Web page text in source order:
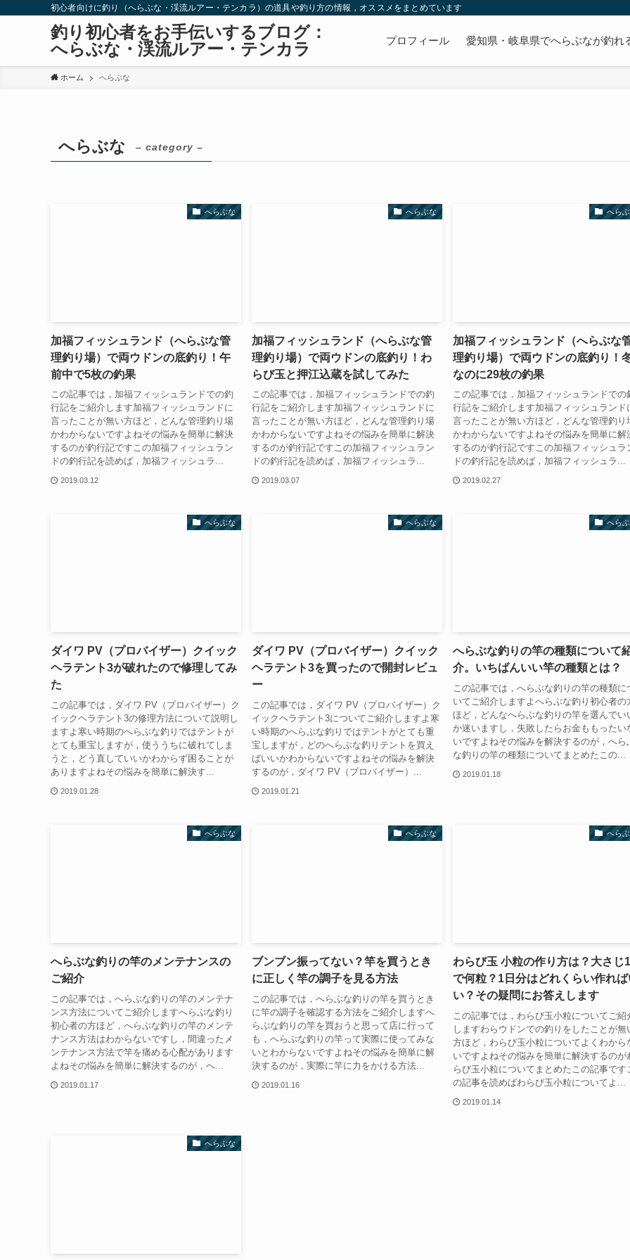
初心者向けに釣り（へらぶな・渓流ルアー・テンカラ）の道具や釣り方の情報，オススメをまとめています
釣り初心者をお手伝いするブログ：
へらぶな・渓流ルアー・テンカラ
プロフィール 愛知県・岐阜県でへらぶなが釣れ
ホーム へらぶな
へらぶな – category –
へらぶな
加福フィッシュランド（へらぶな管
理釣り場）で両ウドンの底釣り！午
前中で5枚の釣果
この記事では，加福フィッシュランドでの釣
行記をご紹介します加福フィッシュランドに
言ったことが無い方ほど，どんな管理釣り場
かわからないですよねその悩みを簡単に解決
するのが釣行記ですこの加福フィッシュラン
ドの釣行記を読めば，加福フィッシュラ...
2019.03.12
へらぶな
加福フィッシュランド（へらぶな管
理釣り場）で両ウドンの底釣り！わ
らび玉と押江込蔵を試してみた
この記事では，加福フィッシュランドでの釣
行記をご紹介します加福フィッシュランドに
言ったことが無い方ほど，どんな管理釣り場
かわからないですよねその悩みを簡単に解決
するのが釣行記ですこの加福フィッシュラン
ドの釣行記を読めば，加福フィッシュラ...
2019.03.07
へら
加福フィッシュランド（へらぶな
理釣り場）で両ウドンの底釣り！
なのに29枚の釣果
この記事では，加福フィッシュランドでの
行記をご紹介します加福フィッシュランド
言ったことが無い方ほど，どんな管理釣り
かわからないですよねその悩みを簡単に解
するのが釣行記ですこの加福フィッシュラ
ドの釣行記を読めば，加福フィッシュラ...
2019.02.27
へらぶな
ダイワ PV（プロバイザー）クイック
ヘラテント3が破れたので修理してみ
た
この記事では，ダイワ PV（プロバイザー）ク
イックヘラテント3の修理方法について説明し
ますよ寒い時期のへらぶな釣りではテントが
とても重宝しますが，使ううちに破れてしま
うと，どう直していいかわからず困ることが
ありますよねその悩みを簡単に解決す...
2019.01.28
へらぶな
ダイワ PV（プロバイザー）クイック
ヘラテント3を買ったので開封レビュ
ー
この記事では，ダイワ PV（プロバイザー）ク
イックヘラテント3についてご紹介しますよ寒
い時期のへらぶな釣りではテントがとても重
宝しますが，どのへらぶな釣りテントを買え
ばいいかわからないですよねその悩みを解決
するのが，ダイワ PV（プロバイザー）...
2019.01.21
へら
へらぶな釣りの竿の種類について
介。いちばんいい竿の種類とは？
この記事では，へらぶな釣りの竿の種類に
いてご紹介しますよへらぶな釣り初心者の
ほど，どんなへらぶな釣りの竿を選んでい
か迷いますし，失敗したらお金ももったい
いですよねその悩みを解決するのが，へら
な釣りの竿の種類についてまとめたこの...
2019.01.18
へらぶな
へらぶな釣りの竿のメンテナンスの
ご紹介
この記事では，へらぶな釣りの竿のメンテナ
ンス方法についてご紹介しますへらぶな釣り
初心者の方ほど，へらぶな釣りの竿のメンテ
ナンス方法はわからないですし，間違ったメ
ンテナンス方法で竿を痛める心配があります
よねその悩みを簡単に解決するのが，へ...
2019.01.17
へらぶな
ブンブン振ってない？竿を買うとき
に正しく竿の調子を見る方法
この記事では，へらぶな釣りの竿を買うとき
に竿の調子を確認する方法をご紹介しますへ
らぶな釣りの竿を買おうと思って店に行って
も，へらぶな釣りの竿って実際に使ってみな
いとわからないですよねその悩みを簡単に解
決するのが，実際に竿に力をかける方法...
2019.01.16
へら
わらび玉 小粒の作り方は？大さじ
で何粒？1日分はどれくらい作れば
い？その疑問にお答えします
この記事では，わらび玉小粒についてご紹
しますわらウドンでの釣りをしたことが無
方ほど，わらび玉小粒についてよくわから
いですよねその悩みを簡単に解決するのが
らび玉小粒についてまとめたこの記事です
の記事を読めばわらび玉小粒についてよ...
2019.01.14
へらぶな